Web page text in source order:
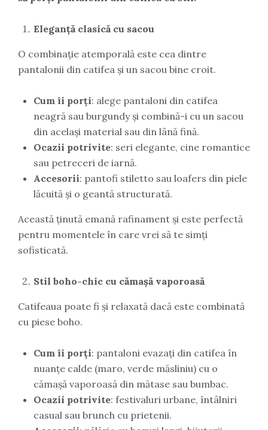
Eleganță clasică cu sacou
O combinație atemporală este cea dintre
pantalonii din catifea și un sacou bine croit.
Cum îi porți: alege pantaloni din catifea
neagră sau burgundy și combină-i cu un sacou
din același material sau din lână fină.
Ocazii potrivite: seri elegante, cine romantice
sau petreceri de iarnă.
Accesorii: pantofi stiletto sau loafers din piele
lăcuită și o geantă structurată.
Această ținută emană rafinament și este perfectă
pentru momentele în care vrei să te simți
sofisticată.
Stil boho-chic cu cămașă vaporoasă
Catifeaua poate fi și relaxată dacă este combinată
cu piese boho.
Cum îi porți: pantaloni evazați din catifea în
nuanțe calde (maro, verde măsliniu) cu o
cămașă vaporoasă din mătase sau bumbac.
Ocazii potrivite: festivaluri urbane, întâlniri
casual sau brunch cu prietenii.